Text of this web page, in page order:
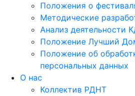
Положения о
Методические
Анализ деятельности
Положение Лучший
Положение об
персональных данных
О нас
Коллектив РДНТ